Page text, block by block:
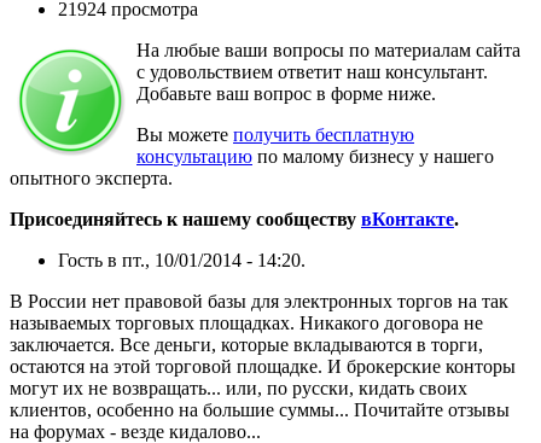
21924 просмотра
На любые ваши вопросы по материалам сайта
с удовольствием ответит наш консультант.
Добавьте ваш вопрос в форме ниже.
Вы можете получить бесплатную
консультацию по малому бизнесу у нашего
опытного эксперта.
Присоединяйтесь к нашему сообществу вКонтакте.
Гость в пт., 10/01/2014 - 14:20.
В России нет правовой базы для электронных торгов на так
называемых торговых площадках. Никакого договора не
заключается. Все деньги, которые вкладываются в торги,
остаются на этой торговой площадке. И брокерские конторы
могут их не возвращать... или, по русски, кидать своих
клиентов, особенно на большие суммы... Почитайте отзывы
на форумах - везде кидалово...